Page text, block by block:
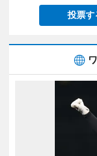
投票す